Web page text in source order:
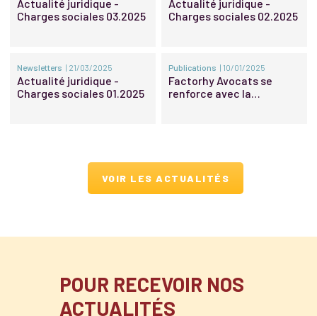
Actualité juridique -
Charges sociales 03.2025
Actualité juridique -
Charges sociales 02.2025
Newsletters | 21/03/2025
Actualité juridique -
Charges sociales 01.2025
Publications | 10/01/2025
Factorhy Avocats se
renforce avec la
VOIR LES ACTUALITÉS
POUR RECEVOIR NOS
ACTUALITÉS